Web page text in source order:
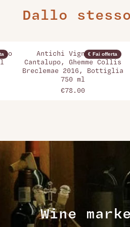
Dallo
€ Fai offerta
Antichi Vigneti di
Cantalupo, Ghemme Collis
Breclemae 2016, Bottiglia
750 ml
€78.00
Wine